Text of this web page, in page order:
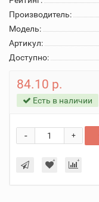
Производитель:
Модель:
Артикул:
Доступно:
84.10 р.
Есть в наличии
+
-